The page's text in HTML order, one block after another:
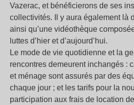
Vazerac, et bénéficierons de ses
collectivités. Il y aura également là
ainsi qu’une vidéothèque
luttes d’hier et d’aujourd’hui.
Le mode de vie quotidienne et la
rencontres demeurent inchangés :
et ménage sont assurés par des
chaque jour ; et les tarifs pour la
participation aux frais de location